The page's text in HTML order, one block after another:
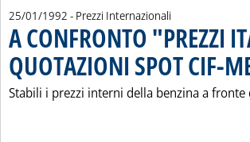
25/01/1992 - Prezzi Internazionali
A CONFRONTO "PREZZI
QUOTAZIONI SPOT CIF-
Stabili i prezzi interni della benzina a